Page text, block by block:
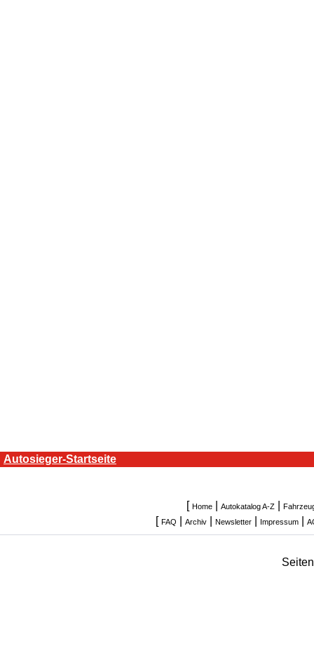
Autosieger-Startseite
[ Home| Autokatalog A-Z|
[ FAQ Archiv Newsletter Impressum